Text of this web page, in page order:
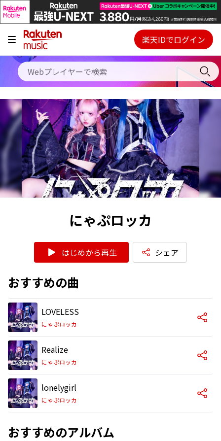
キャンペーン
料金プラン
使い方
初回30日間無料お試し
Webプレイヤー
ご契約内容の確認・変更
楽天IDでログイン
にゃぷロッカ
はじめから再生 シェア
おすすめの曲
LOVELESS
にゃぷロッカ
Realize
にゃぷロッカ
lonelygirl
にゃぷロッカ
おすすめのアルバム